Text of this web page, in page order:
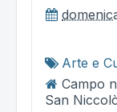
Arte e
Campo
San